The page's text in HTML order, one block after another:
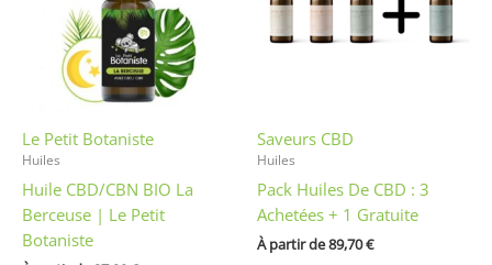
Le Petit Botaniste
Huiles
Huile CBD/CBN BIO La
Berceuse | Le Petit
Botaniste
variations.
Les
options
peuvent
la
Saveurs CBD
Huiles
Pack Huiles De CBD : 3
Achetées + 1 Gratuite
À partir de 89,70€
Les
la
page